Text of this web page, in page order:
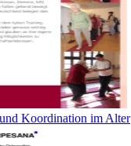
Koordination im Alter